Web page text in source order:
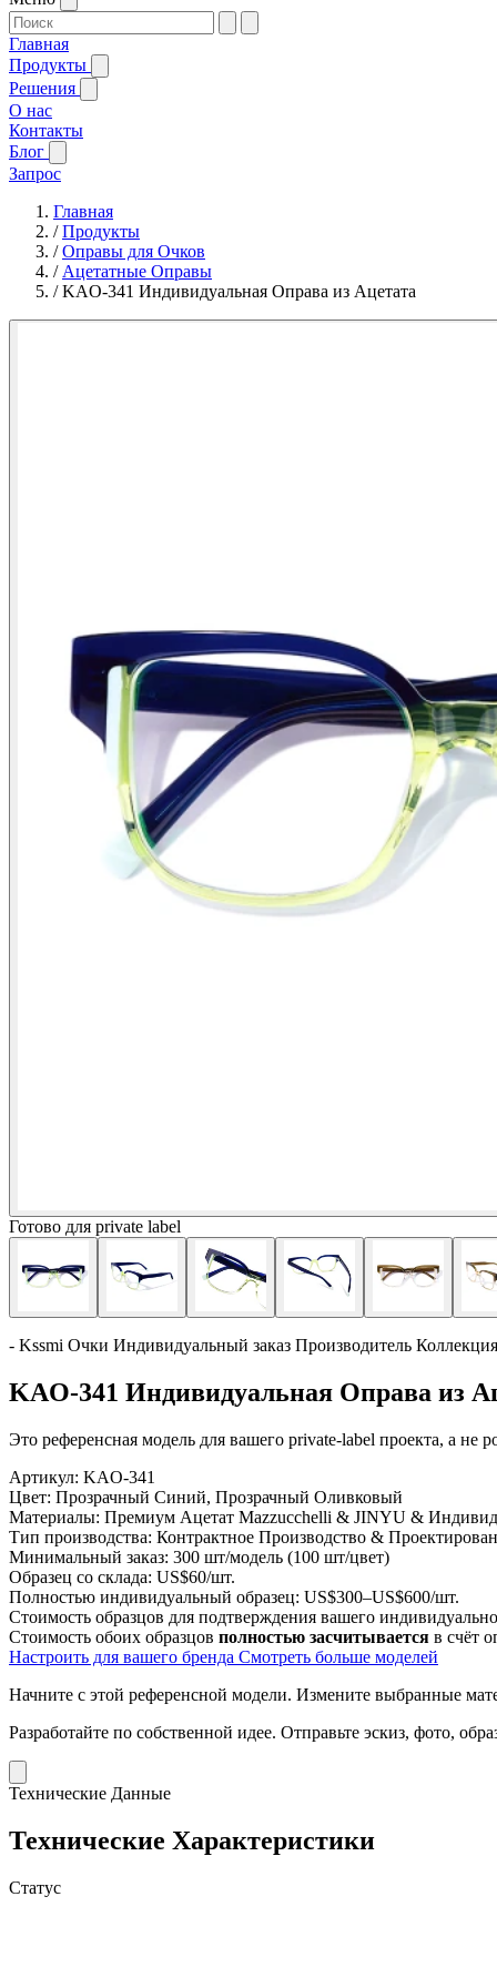
Главная
Продукты
Решения
О нас
Контакты
Блог
Запрос
Главная
/Продукты
/Оправы для Очков
/ Ацетатные Оправы
/KAO-341 Индивидуальная Оправа из Ацетата
Готово для private label
- Kssmi Очки Индивидуальный заказ Производитель Коллекция
KAO-341 Индивидуальная Оправа из
Это референсная модель для вашего private-label проекта, а не
Артикул: KAO-341
Цвет: Прозрачный Синий, Прозрачный Оливковый
Материалы: Премиум Ацетат Mazzucchelli & JINYU &
Тип производства: Контрактное Производство &
Минимальный заказ: 300 шт/модель (100 шт/цвет)
Образец со склада: US$60/шт.
Полностью индивидуальный образец: US$300–US$600/шт.
Стоимость образцов для подтверждения вашего
Стоимость обоих образцов полностью засчитывается в счёт
Настроить для вашего бренда Смотреть больше моделей
Начните с этой референсной модели. Измените выбранные
Разработайте по собственной идее. Отправьте эскиз, фото,
Технические Данные
Технические Характеристики
Статус